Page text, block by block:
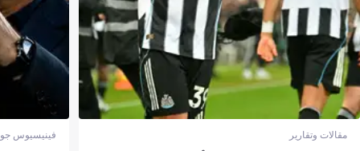
مقالات وتقارير فينيسيوس